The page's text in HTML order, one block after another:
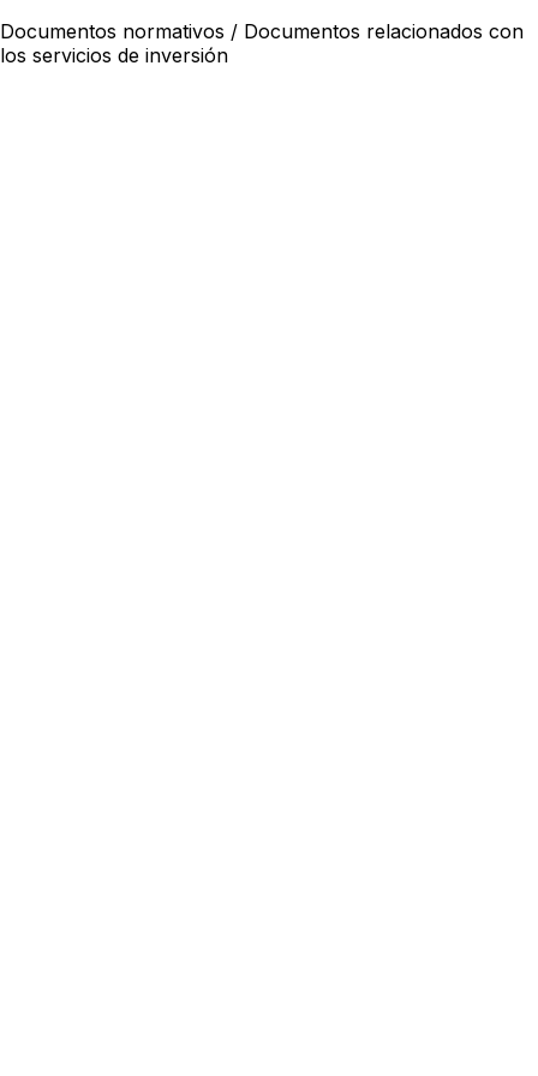
Documentos normativos / Documentos relacionados con
los servicios de inversión